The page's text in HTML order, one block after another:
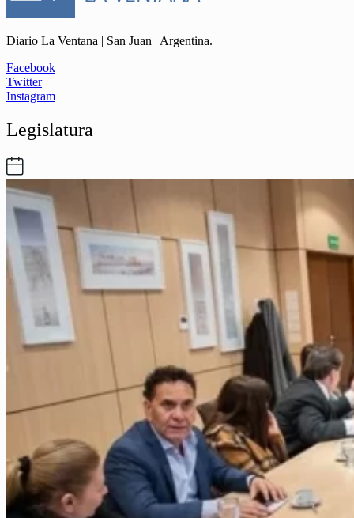
Diario La Ventana | San Juan | Argentina.
Facebook
Twitter
Instagram
Legislatura